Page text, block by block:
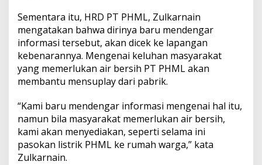
Sementara itu, HRD PT PHML, Zulkarnain
mengatakan bahwa dirinya baru mendengar
informasi tersebut, akan dicek ke lapangan
kebenarannya. Mengenai keluhan masyarakat
yang memerlukan air bersih PT PHML akan
membantu mensuplay dari pabrik.
“Kami baru mendengar informasi mengenai hal itu,
namun bila masyarakat memerlukan air bersih,
kami akan menyediakan, seperti selama ini
pasokan listrik PHML ke rumah warga,” kata
Zulkarnain.